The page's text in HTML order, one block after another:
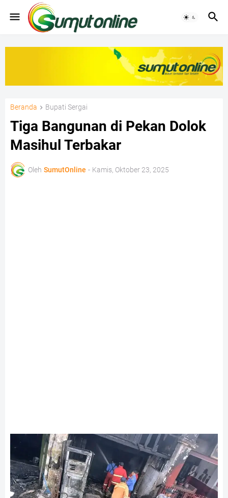
Beranda Bupati Sergai
Tiga Bangunan di Pekan Dolok
Masihul Terbakar
Oleh SumutOnline - Kamis, Oktober 23, 2025